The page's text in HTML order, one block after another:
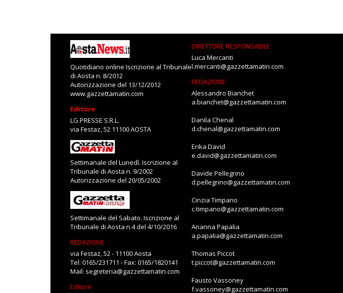
Quotidiano online Iscrizione al Tribunale
di Aosta n. 8/2012
Autorizzazione del 13/12/2012
www.gazzettamatin.com
Editore
LG PRESSE S.R.L.
via Festaz, 52 11100 AOSTA
Settimanale del Lunedì. Iscrizione al
Tribunale di Aosta n. 9/2002
Autorizzazione del 20/05/2002
Settimanale del Sabato. Iscrizione al
Tribunale di Aosta n.4 del 4/10/2016
REDAZIONE
via Festaz, 52 - 11100 Aosta
Tel: 0165/231711 - Fax: 0165/1820141
Mail: segreteria@gazzettamatin.com
Editore
DIRETTORE RESPONSABILE
Luca Mercanti
l.mercanti@gazzettamatin.com
REDAZIONE
Alessandro Bianchet
a.bianchet@gazzettamatin.com
Danila Chenal
d.chenal@gazzettamatin.com
Erika David
e.david@gazzettamatin.com
Davide Pellegrino
d.pellegrino@gazzettamatin.com
Cinzia Timpano
c.timpano@gazzettamatin.com
Arianna Papalia
a.papalia@gazzettamatin.com
Thomas Piccot
t.piccot@gazzettamatin.com
Fausto Vassoney
f.vassoney@gazzettamatin.com